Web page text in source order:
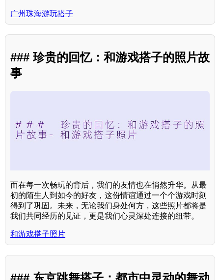
广州珠海游玩搭子
### 珍贵的回忆：和游戏搭子的照片故
事
而在每一次畅玩的背后，我们的友情也在悄然升华。从最
初的陌生人到如今的好友，这份情谊通过一个个游戏时刻
得到了巩固。未来，无论我们身处何方，这些照片都将是
我们共同经历的见证，更是我们心灵深处连接的纽带。
和游戏搭子照片